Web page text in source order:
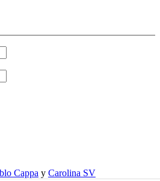
Cappay Carolina SV